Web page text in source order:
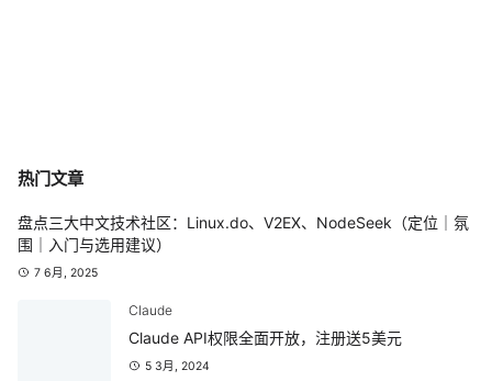
热门文章
盘点三大中文技术社区：Linux.do、V2EX、NodeSeek（定位｜氛
围｜入门与选用建议）
7 6月, 2025
Claude
Claude API权限全面开放，注册送5美元
5 3月, 2024